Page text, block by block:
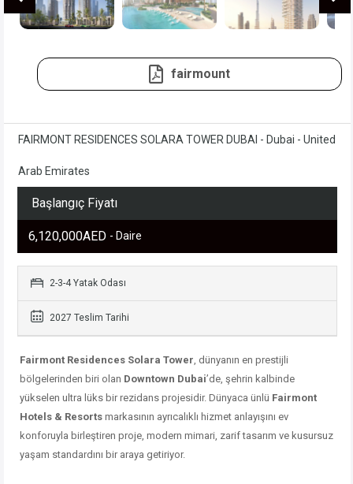
fairmount
FAIRMONT RESIDENCES SOLARA TOWER DUBAI - Dubai - United
Arab Emirates
Başlangıç Fiyatı
6,120,000AED - Daire
2-3-4 Yatak Odası
2027 Teslim Tarihi
Fairmont Residences Solara Tower , dünyanın en prestijli
bölgelerinden biri olan Downtown Dubai’de, şehrin kalbinde
yükselen ultra lüks bir rezidans projesidir. Dünyaca ünlü Fairmont
Hotels & Resorts markasının ayrıcalıklı hizmet anlayışını ev
konforuyla birleştiren proje, modern mimari, zarif tasarım ve kusursuz
yaşam standardını bir araya getiriyor.